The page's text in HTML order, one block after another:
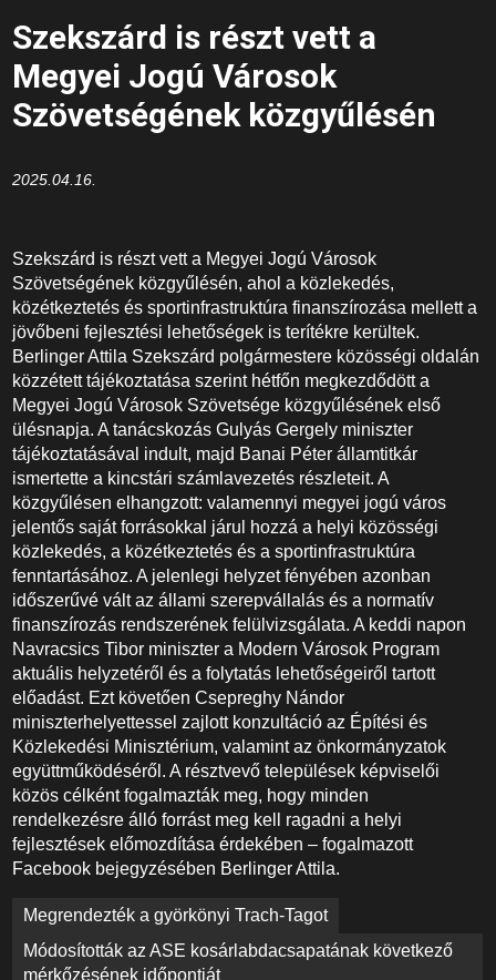
Szekszárd is részt vett a
Megyei Jogú Városok
Szövetségének közgyűlésén
2025.04.16.
Szekszárd is részt vett a Megyei Jogú Városok
Szövetségének közgyűlésén, ahol a közlekedés,
közétkeztetés és sportinfrastruktúra finanszírozása mellett a
jövőbeni fejlesztési lehetőségek is terítékre kerültek.
Berlinger Attila Szekszárd polgármestere közösségi oldalán
közzétett tájékoztatása szerint hétfőn megkezdődött a
Megyei Jogú Városok Szövetsége közgyűlésének első
ülésnapja. A tanácskozás Gulyás Gergely miniszter
tájékoztatásával indult, majd Banai Péter államtitkár
ismertette a kincstári számlavezetés részleteit. A
közgyűlésen elhangzott: valamennyi megyei jogú város
jelentős saját forrásokkal járul hozzá a helyi közösségi
közlekedés, a közétkeztetés és a sportinfrastruktúra
fenntartásához. A jelenlegi helyzet fényében azonban
időszerűvé vált az állami szerepvállalás és a normatív
finanszírozás rendszerének felülvizsgálata. A keddi napon
Navracsics Tibor miniszter a Modern Városok Program
aktuális helyzetéről és a folytatás lehetőségeiről tartott
előadást. Ezt követően Csepreghy Nándor
miniszterhelyettessel zajlott konzultáció az Építési és
Közlekedési Minisztérium, valamint az önkormányzatok
együttműködéséről. A résztvevő települések képviselői
közös célként fogalmazták meg, hogy minden
rendelkezésre álló forrást meg kell ragadni a helyi
fejlesztések előmozdítása érdekében – fogalmazott
Facebook bejegyzésében Berlinger Attila.
Bejegyzés
navigáció
Megrendezték a györkönyi Trach-Tagot
Módosították az ASE kosárlabdacsapatának következő
mérkőzésének időpontját